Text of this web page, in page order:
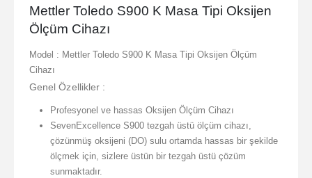
Mettler Toledo S900 K Masa Tipi Oksijen
Ölçüm Cihazı
Model : Mettler Toledo S900 K Masa Tipi Oksijen Ölçüm
Cihazı
Genel Özellikler :
Profesyonel ve hassas Oksijen Ölçüm Cihazı
SevenExcellence S900 tezgah üstü ölçüm cihazı,
çözünmüş oksijeni (DO) sulu ortamda hassas bir şekilde
ölçmek için, sizlere üstün bir tezgah üstü çözüm
sunmaktadır.